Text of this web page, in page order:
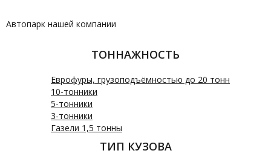
Автопарк нашей компании
ТОННАЖНОСТЬ
Еврофуры, грузоподъёмностью до 20 тонн
10-тонники
5-тонники
3-тонники
Газели 1,5 тонны
ТИП КУЗОВА